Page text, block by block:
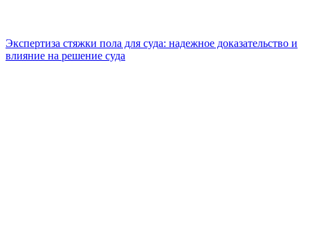
Экспертиза стяжки пола для суда: надежное доказательство и
влияние на решение суда